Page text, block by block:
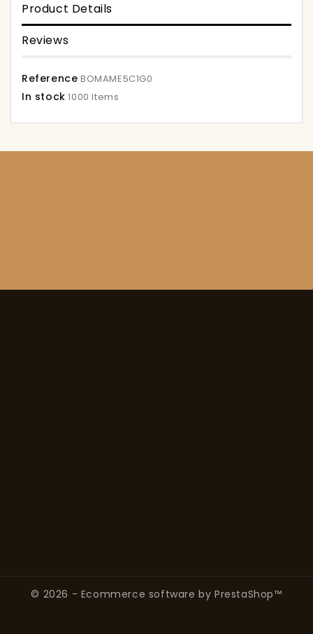
Product Details
Reviews
Reference BOMAME5C1G0
In stock 1000 Items
© 2026 - Ecommerce software by PrestaShop™